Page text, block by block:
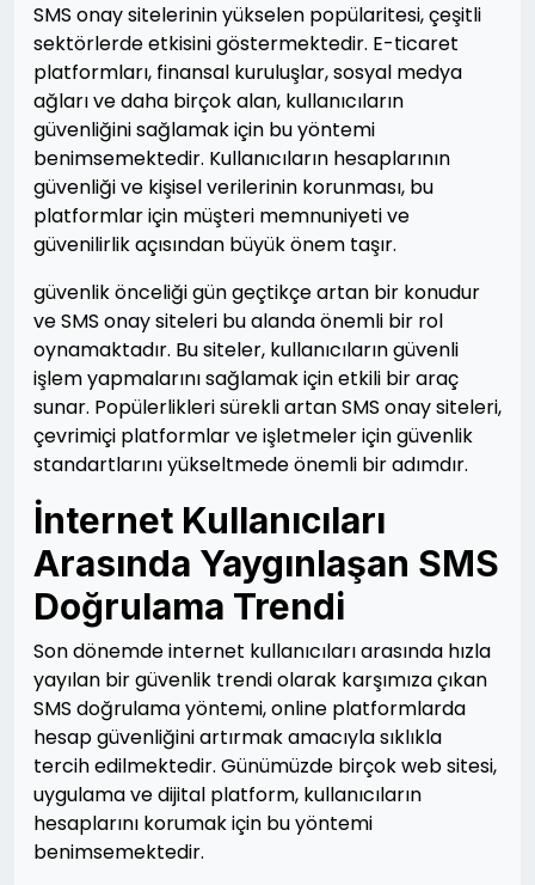
SMS onay sitelerinin yükselen popülaritesi, çeşitli
sektörlerde etkisini göstermektedir. E-ticaret
platformları, finansal kuruluşlar, sosyal medya
ağları ve daha birçok alan, kullanıcıların
güvenliğini sağlamak için bu yöntemi
benimsemektedir. Kullanıcıların hesaplarının
güvenliği ve kişisel verilerinin korunması, bu
platformlar için müşteri memnuniyeti ve
güvenilirlik açısından büyük önem taşır.
güvenlik önceliği gün geçtikçe artan bir konudur
ve SMS onay siteleri bu alanda önemli bir rol
oynamaktadır. Bu siteler, kullanıcıların güvenli
işlem yapmalarını sağlamak için etkili bir araç
sunar. Popülerlikleri sürekli artan SMS onay siteleri,
çevrimiçi platformlar ve işletmeler için güvenlik
standartlarını yükseltmede önemli bir adımdır.
İnternet Kullanıcıları
Arasında Yaygınlaşan SMS
Doğrulama Trendi
Son dönemde internet kullanıcıları arasında hızla
yayılan bir güvenlik trendi olarak karşımıza çıkan
SMS doğrulama yöntemi, online platformlarda
hesap güvenliğini artırmak amacıyla sıklıkla
tercih edilmektedir. Günümüzde birçok web sitesi,
uygulama ve dijital platform, kullanıcıların
hesaplarını korumak için bu yöntemi
benimsemektedir.